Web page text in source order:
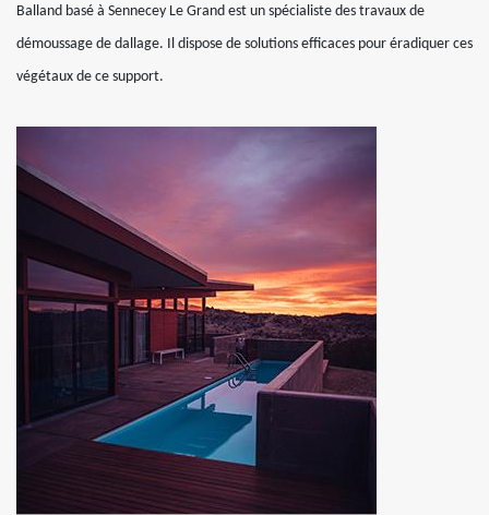
Balland basé à Sennecey Le Grand est un spécialiste des travaux de
démoussage de dallage. Il dispose de solutions efficaces pour éradiquer ces
végétaux de ce support.